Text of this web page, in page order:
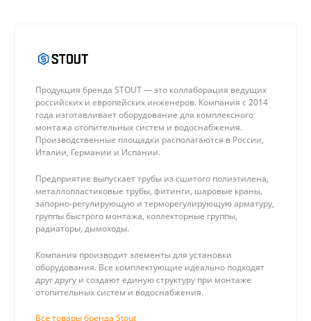
Продукция бренда STOUT — это коллаборация ведущих
российских и европейских инженеров. Компания с 2014
года изготавливает оборудование для комплексного
монтажа отопительных систем и водоснабжения.
Производственные площадки располагаются в России,
Италии, Германии и Испании.
Предприятие выпускает трубы из сшитого полиэтилена,
металлопластиковые трубы, фитинги, шаровые краны,
запорно-регулирующую и терморегулирующую арматуру,
группы быстрого монтажа, коллекторные группы,
радиаторы, дымоходы.
Компания производит элементы для установки
оборудования. Все комплектующие идеально подходят
друг другу и создают единую структуру при монтаже
отопительных систем и водоснабжения.
Все товары бренда Stout